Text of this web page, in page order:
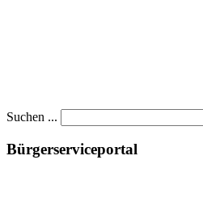
Suchen ...
Bürgerserviceportal